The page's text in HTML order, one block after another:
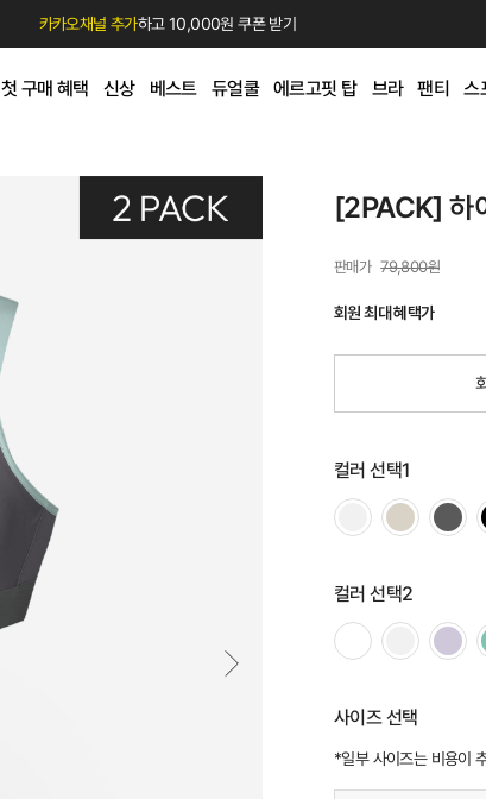
카카오채널 추가하고 10,000원 쿠폰 받기
첫 구매 혜택 신상 베스트 듀얼쿨 에르고핏 탑 브라 팬티 스
[2PACK] 하
79,800원
회원 최대 혜택가
컬러 선택1
컬러 선택2
사이즈 선택
*일부 사이즈는 비용이